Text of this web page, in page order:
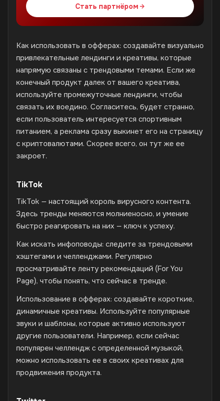
Стать партнёром
Как использовать в офферах: создавайте визуально
привлекательные лендинги и креативы, которые
напрямую связаны с трендовыми темами. Если же
конечный продукт далек от вашего креатива,
используйте промежуточные лендинги, чтобы
связать их воедино. Согласитесь, будет странно,
если пользователь интересуется спортивным
питанием, а реклама сразу выкинет его на страницу
с криптовалютами. Скорее всего, он тут же ее
закроет.
TikTok
TikTok — настоящий король вирусного контента.
Здесь тренды меняются молниеносно, и умение
быстро реагировать на них — ключ к успеху.
Как искать инфоповоды: следите за трендовыми
хэштегами и челленджами. Регулярно
просматривайте ленту рекомендаций (For You
Page), чтобы понять, что сейчас в тренде.
Использование в офферах: создавайте короткие,
динамичные креативы. Используйте популярные
звуки и шаблоны, которые активно используют
другие пользователи. Например, если сейчас
популярен челлендж с определенной музыкой,
можно использовать ее в своих креативах для
продвижения продукта.